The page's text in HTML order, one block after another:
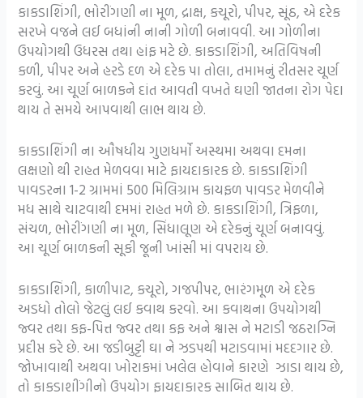
કાકડાશિંગી, ભોરીંગણી ના મૂળ, દ્રાક્ષ, કચૂરો, પીપર, સૂંઠ, એ દરેક
સરખે વજને લઈ બધાંની નાની ગોળી બનાવવી. આ ગોળીના
ઉપયોગથી ઉધરસ તથા હાંફ મટે છે. કાકડાશિંગી, અતિવિષની
કળી, પીપર અને હરડે દળ એ દરેક પા તોલા, તમામનું રીતસર ચૂર્ણ
કરવું. આ ચૂર્ણ બાળકને દાંત આવતી વખતે ઘણી જાતના રોગ પેદા
થાય તે સમયે આપવાથી લાભ થાય છે.
કાકડાશિંગી ના ઔષધીય ગુણધર્મો અસ્થમા અથવા દમના
લક્ષણો થી રાહત મેળવવા માટે ફાયદાકારક છે. કાકડાશિંગી
પાવડરના 1-2 ગ્રામમાં 500 મિલિગ્રામ કાયફળ પાવડર મેળવીને
મધ સાથે ચાટવાથી દમમાં રાહત મળે છે. કાકડાશિંગી, ત્રિફળા,
સંચળ, ભોરીંગણી ના મૂળ, સિંધાલૂણ એ દરેકનું ચૂર્ણ બનાવવું.
આ ચૂર્ણ બાળકની સૂકી જૂની ખાંસી માં વપરાય છે.
કાકડાશિંગી, કાળીપાટ, કચૂરો, ગજપીપર, ભારંગમૂળ એ દરેક
અડધો તોલો જેટલું લઈ કવાથ કરવો. આ કવાથના ઉપયોગથી
જ્વર તથા કફ-પિત્ત જ્વર તથા કફ અને શ્વાસ ને મટાડી જઠરાગ્નિ
પ્રદીપ્ત કરે છે. આ જડીબુટ્ટી ઘા ને ઝડપથી મટાડવામાં મદદગાર છે.
જોખાવાથી અથવા ખોરાકમાં ખલેલ હોવાને કારણે ઝાડા થાય છે,
તો કાકડાશીંગીનો ઉપયોગ ફાયદાકારક સાબિત થાય છે.